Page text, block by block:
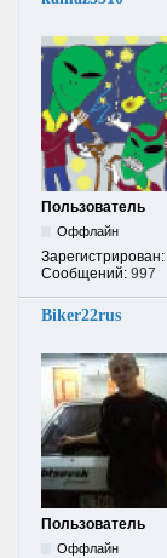
Пользователь
Оффлайн
Зарегистрирован:
Сообщений: 997
Biker22rus
Пользователь
Оффлайн